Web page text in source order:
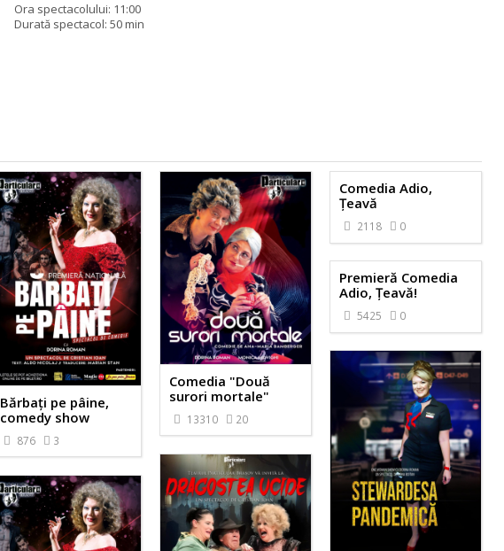
Ora spectacolului: 11:00
Durată spectacol: 50 min
Bărbați pe pâine,
comedy show
876 3
Comedia "Două
surori mortale"
13310 20
Comedia Adio,
Țeavă
2118 0
Premieră Comedia
Adio, Țeavă!
5425 0